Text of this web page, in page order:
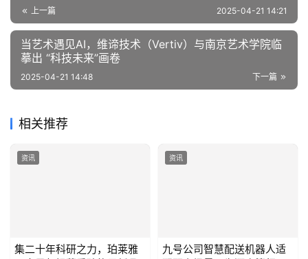
上一篇 2025-04-21 14:21
当艺术遇见AI，维谛技术（Vertiv）与南京艺术学院临
摹出 “科技未来”画卷
下一篇
2025-04-21 14:48
相关推荐
资讯
集二十年科研之力，珀莱雅
资讯
九号公司智慧配送机器人适